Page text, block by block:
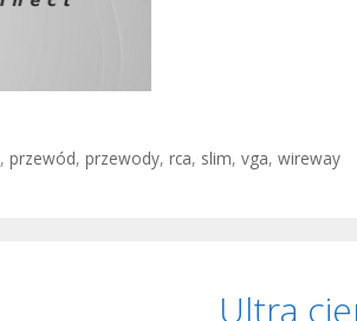
,przewód,przewody,rca, slim,vga,wireway
Ultra